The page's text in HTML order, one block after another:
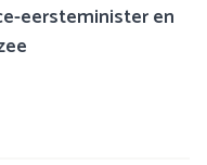
eersteminister en